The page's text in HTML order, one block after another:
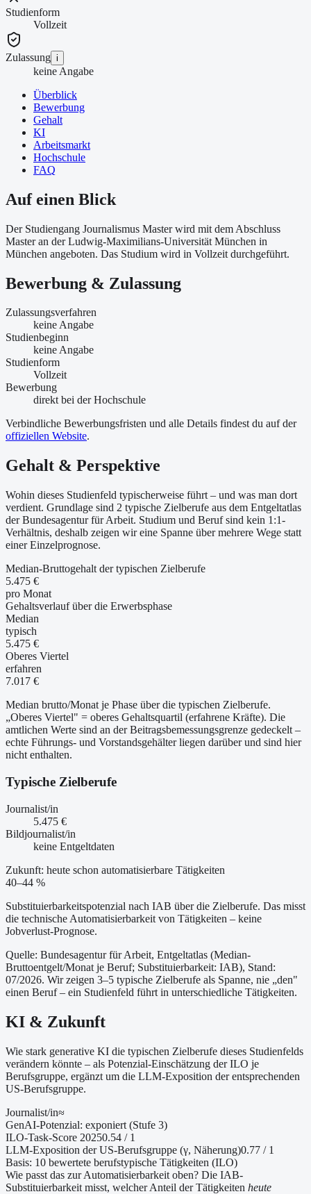
Studienform
Vollzeit
Zulassung i
keine Angabe
Überblick
Bewerbung
Gehalt
KI
Arbeitsmarkt
Hochschule
FAQ
Auf einen Blick
Der Studiengang Journalismus Master wird mit dem Abschluss
Master an der Ludwig-Maximilians-Universität München in
München angeboten. Das Studium wird in Vollzeit durchgeführt.
Bewerbung & Zulassung
Zulassungsverfahren
keine Angabe
Studienbeginn
keine Angabe
Studienform
Vollzeit
Bewerbung
direkt bei der Hochschule
Verbindliche Bewerbungsfristen und alle Details findest du auf der
offiziellen Website.
Gehalt & Perspektive
Wohin dieses Studienfeld typischerweise führt – und was man dort
verdient. Grundlage sind 2 typische Zielberufe aus dem Entgeltatlas
der Bundesagentur für Arbeit. Studium und Beruf sind kein 1:1-
Verhältnis, deshalb zeigen wir eine Spanne über mehrere Wege statt
einer Einzelprognose.
Median-Bruttogehalt der typischen Zielberufe
5.475 €
pro Monat
Gehaltsverlauf über die Erwerbsphase
Median
typisch
5.475 €
Oberes Viertel
erfahren
7.017 €
Median brutto/Monat je Phase über die typischen Zielberufe.
„Oberes Viertel" = oberes Gehaltsquartil (erfahrene Kräfte). Die
amtlichen Werte sind an der Beitragsbemessungsgrenze gedeckelt –
echte Führungs- und Vorstandsgehälter liegen darüber und sind hier
nicht enthalten.
Typische Zielberufe
Journalist/in
5.475 €
Bildjournalist/in
keine Entgeltdaten
Zukunft: heute schon automatisierbare Tätigkeiten
40–44 %
Substituierbarkeitspotenzial nach IAB über die Zielberufe. Das misst
die technische Automatisierbarkeit von Tätigkeiten – keine
Jobverlust-Prognose.
Quelle: Bundesagentur für Arbeit, Entgeltatlas (Median-
Bruttoentgelt/Monat je Beruf; Substituierbarkeit: IAB), Stand:
07/2026. Wir zeigen 3–5 typische Zielberufe als Spanne, nie „den"
einen Beruf – ein Studienfeld führt in unterschiedliche Tätigkeiten.
KI & Zukunft
Wie stark generative KI die typischen Zielberufe dieses Studienfelds
verändern könnte – als Potenzial-Einschätzung der ILO je
Berufsgruppe, ergänzt um die LLM-Exposition der entsprechenden
US-Berufsgruppe.
Journalist/in≈
GenAI-Potenzial: exponiert (Stufe 3)
ILO-Task-Score 20250.54 / 1
LLM-Exposition der US-Berufsgruppe (γ, Näherung)0.77 / 1
Basis: 10 bewertete berufstypische Tätigkeiten (ILO)
Wie passt das zur Automatisierbarkeit oben? Die IAB-
Substituierbarkeit misst, welcher Anteil der Tätigkeiten heute